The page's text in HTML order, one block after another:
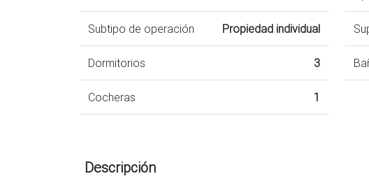
Subtipo de operación Propiedad individual
Dormitorios 3
Cocheras 1
Descripción